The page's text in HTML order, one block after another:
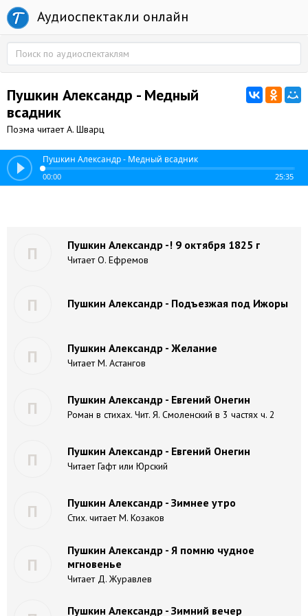
Аудиоспектакли онлайн
Пушкин Александр - Медный
всадник
Поэма читает А. Шварц
Пушкин Александр - Медный всадник
00:00 25:35
П Пушкин Александр -! 9 октября 1825 г
Читает О. Ефремов
П Пушкин Александр - Подъезжая под Ижоры
П Пушкин Александр - Желание
Читает М. Астангов
П Пушкин Александр - Евгений Онегин
Роман в стихах. Чит. Я. Смоленский в 3 частях ч. 2
П Пушкин Александр - Евгений Онегин
Читает Гафт или Юрский
П Пушкин Александр - Зимнее утро
Стих. читает М. Козаков
П
Пушкин Александр - Я помню чудное
мгновенье
Читает Д. Журавлев
Пушкин Александр - Зимний вечер